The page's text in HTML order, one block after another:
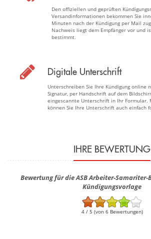
Den offiziellen und geprüften
Versandinformationen bekommen Sie
Minuten nach der Kündigung per Mail
Nachweis liegt dem Empfänger vor und
bestimmt.
Digitale Unterschrift
Unterschreiben Sie Ihre Kündigung online
Signatur, per Handschrift auf dem
eingescannte Unterschrift in Ihr Formular.
können Sie Ihre Unterschrift auch einfach
IHRE BEWERTUNG
Bewertung für die ASB Arbeiter-
Kündigungsvorlage
4 / 5 (von 6 Bewertungen)